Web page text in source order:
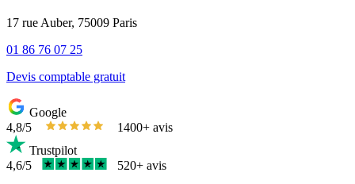
17 rue Auber, 75009 Paris
01 86 76 07 25
Devis comptable gratuit
Google
4,8/5
1400+ avis
Trustpilot
4,6/5
520+ avis